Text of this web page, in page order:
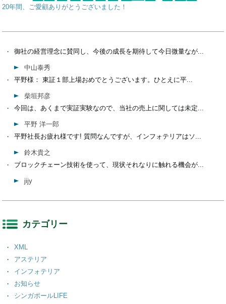
20年間、ご愛顧ありがとうございました！
御社の経営理念に賛同し、今後の成長を期待して今日微量なが...
中山泰秀
平野様： 東証１部上場おめでとうございます。ひとえに平...
柴垣邦彦
今回は、あくまで実証実験なので、当社の売上に関しては未定...
平野 洋一郎
平野社長お疲れ様です! 質問なんですが、インフォテリアはソ...
鈴木貴之
ブロックチェーン技術を使って、現状それなりに触れる機会が...
jijy
カテゴリー
XML
アステリア
インフォテリア
お知らせ
シンガポールLIFE